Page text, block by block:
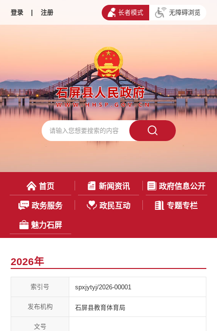
登录 | 注册 长者模式 无障碍浏览
首页 新闻资讯 政府信息公开
政务服务 政民互动 专题专栏
魅力石屏
2026年
索引号 spxjytyj/2026-00001
发布机构 石屏县教育体育局
文号